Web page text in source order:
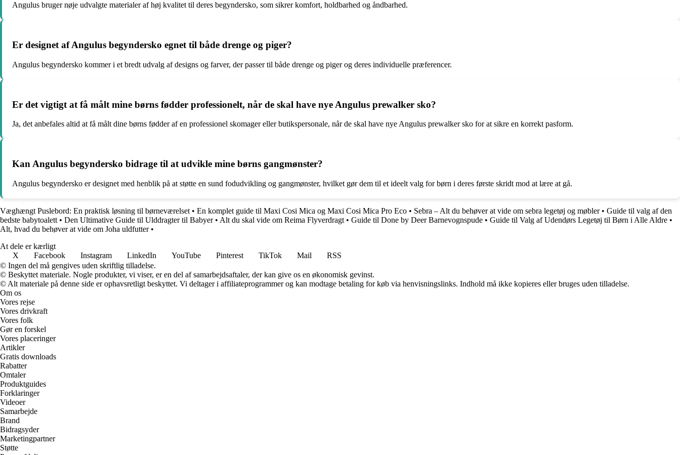
Angulus bruger nøje udvalgte materialer af høj kvalitet til deres begyndersko, som sikrer komfort, holdbarhed og åndbarhed.
Er designet af Angulus begyndersko egnet til både drenge og piger?
Angulus begyndersko kommer i et bredt udvalg af designs og farver, der passer til både drenge og piger og deres individuelle præferencer.
Er det vigtigt at få målt mine børns fødder professionelt, når de skal have nye Angulus prewalker sko?
Ja, det anbefales altid at få målt dine børns fødder af en professionel skomager eller butikspersonale, når de skal have nye Angulus prewalker sko for at sikre en korrekt pasform.
Kan Angulus begyndersko bidrage til at udvikle mine børns gangmønster?
Angulus begyndersko er designet med henblik på at støtte en sund fodudvikling og gangmønster, hvilket gør dem til et ideelt valg for børn i deres første skridt mod at lære at gå.
Væghængt Puslebord: En praktisk løsning til børneværelset • En komplet guide til Maxi Cosi Mica og Maxi Cosi Mica Pro Eco • Sebra – Alt du behøver at vide om sebra legetøj og møbler• Guide til valg af den
bedste babytoalett • Den Ultimative Guide til Ulddragter til Babyer• Alt du skal vide om Reima Flyverdragt • Guide til Done by Deer Barnevognspude • Guide til Valg af Udendørs Legetøj til Børn i Alle Aldre •
Alt, hvad du behøver at vide om Joha uldfutter•
At dele er kærligt
X
Facebook Instagram LinkedIn YouTube Pinterest TikTok Mail
RSS
© Ingen del må gengives uden skriftlig tilladelse.
© Beskyttet materiale. Nogle produkter, vi viser, er en del af samarbejdsaftaler, der kan give os en økonomisk gevinst.
© Alt materiale på denne side er ophavsretligt beskyttet. Vi deltager i affiliateprogrammer og kan modtage betaling for køb via henvisningslinks. Indhold må ikke kopieres eller bruges uden tilladelse.
Om os
Vores rejse
Vores drivkraft
Vores folk
Gør en forskel
Vores placeringer
Artikler
Gratis downloads
Rabatter
Omtaler
Produktguides
Forklaringer
Videoer
Samarbejde
Brand
Bidragsyder
Marketingpartner
Støtte